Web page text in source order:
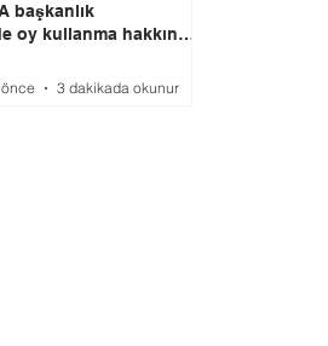
başkanlık
oy kullanma hakkını
3 dakikada okunur